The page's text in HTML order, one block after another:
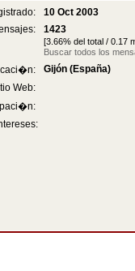
10 Oct 2003
1423
[3.66% del total / 0.17
Buscar todos los
Gijón (España)
Web: